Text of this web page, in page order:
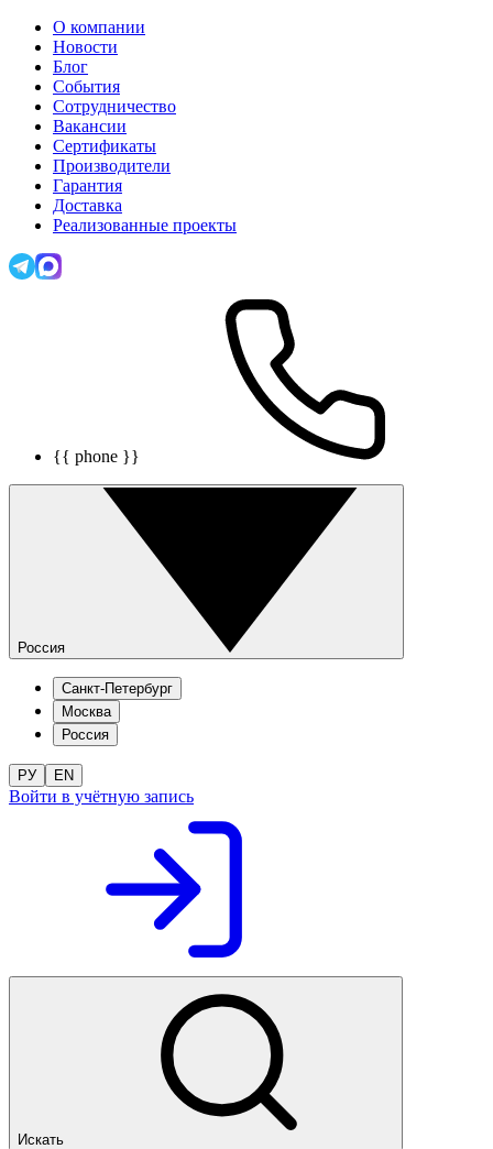
О компании
Новости
Блог
События
Сотрудничество
Вакансии
Сертификаты
Производители
Гарантия
Доставка
Реализованные проекты
{{ phone }}
Россия
Санкт-Петербург
Москва
Россия
РУ EN
Войти в учётную запись
Искать